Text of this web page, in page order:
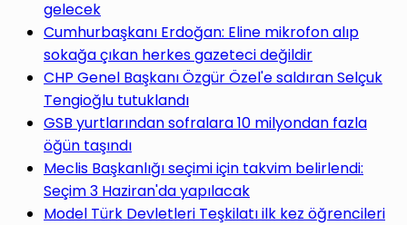
...
gelecek
Cumhurbaşkanı Erdoğan: Eline mikrofon alıp
sokağa çıkan herkes gazeteci değildir
CHP Genel Başkanı Özgür Özel'e saldıran Selçuk
Tengioğlu tutuklandı
GSB yurtlarından sofralara 10 milyondan fazla
öğün taşındı
Meclis Başkanlığı seçimi için takvim belirlendi:
Seçim 3 Haziran'da yapılacak
Model Türk Devletleri Teşkilatı ilk kez öğrencileri